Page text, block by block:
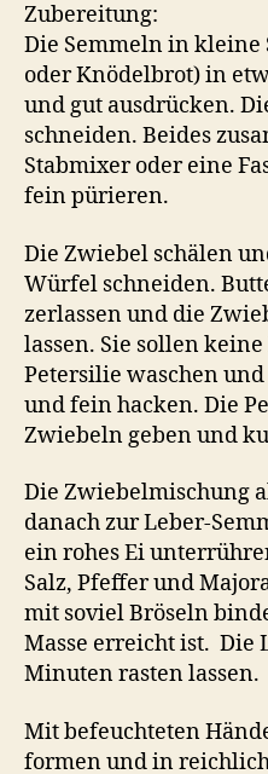
Zubereitung:
Die Semmeln in kleine
oder Knödelbrot) in
und gut ausdrücken.
schneiden. Beides
Stabmixer oder eine
fein pürieren.
Die Zwiebel schälen
Würfel schneiden.
zerlassen und die
lassen. Sie sollen
Petersilie waschen
und fein hacken. Die
Zwiebeln geben und
Die Zwiebelmischung
danach zur Leber-
ein rohes Ei
Salz, Pfeffer und
mit soviel Bröseln
Masse erreicht ist. Die
Minuten rasten lassen.
Mit befeuchteten
formen und in